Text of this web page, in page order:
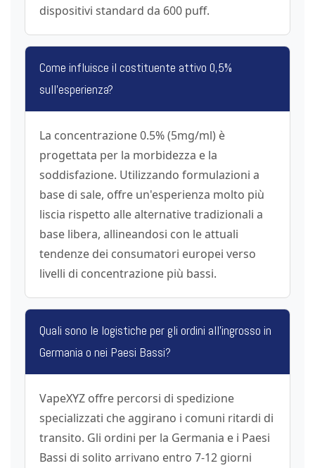
dispositivi standard da 600 puff.
Come influisce il costituente attivo 0,5%
sull'esperienza?
La concentrazione 0.5% (5mg/ml) è
progettata per la morbidezza e la
soddisfazione. Utilizzando formulazioni a
base di sale, offre un'esperienza molto più
liscia rispetto alle alternative tradizionali a
base libera, allineandosi con le attuali
tendenze dei consumatori europei verso
livelli di concentrazione più bassi.
Quali sono le logistiche per gli ordini all'ingrosso in
Germania o nei Paesi Bassi?
VapeXYZ offre percorsi di spedizione
specializzati che aggirano i comuni ritardi di
transito. Gli ordini per la Germania e i Paesi
Bassi di solito arrivano entro 7-12 giorni